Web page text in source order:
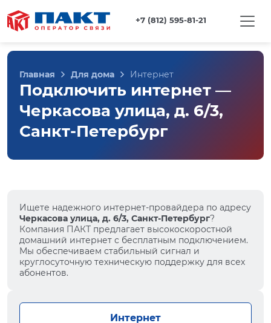
+7 (812) 595-81-21
Главная Для дома Интернет
Подключить интернет —
Черкасова улица, д. 6/3,
Санкт-Петербург
Ищете надежного интернет-провайдера по адресу
Черкасова улица, д. 6/3, Санкт-Петербург?
Компания ПАКТ предлагает высокоскоростной
домашний интернет с бесплатным подключением.
Мы обеспечиваем стабильный сигнал и
круглосуточную техническую поддержку для всех
абонентов.
Интернет